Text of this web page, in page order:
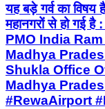
यह बड़े गर्व का विषय
महानगरों से हो गई है
PMO India
Madhya
Shukla Office
Madhya
#RewaAirport